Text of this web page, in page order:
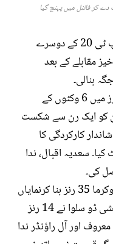
کر فائنل میں پہنچ گیا
سلہٹ(مانیٹرنگ ڈیسک) ویمنز ایشیاکپ ٹی 20 کے دوسرے
مقابلے کے بعد
بنالی۔
سری لنکن ویمنز ٹیم نے مقررہ 20 اوورز میں 6 وکٹوں کے
پاکستان کو ایک رن سے شکست
کارکردگی کا
سعدیہ اقبال، ندا
کی۔
سری لنکن ویمن کھلاڑی ہرشیتھا سماراوکرما 35 رنز بنا کرنمایاں
رہیں۔ انوشکا سنجیوانی نے26 اور نیلکشی ڈو سلوا نے 14 رنز
اور آل راؤنڈر ندا